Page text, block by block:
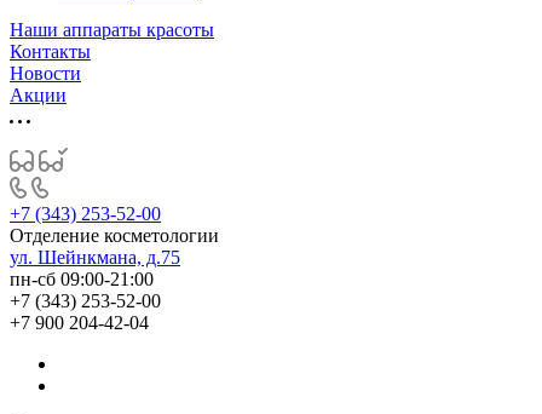
Наши аппараты красоты
Контакты
Новости
Акции
+7 (343) 253-52-00
Отделение косметологии
ул. Шейнкмана, д.75
пн-сб 09:00-21:00
+7 (343) 253-52-00
+7 900 204-42-04